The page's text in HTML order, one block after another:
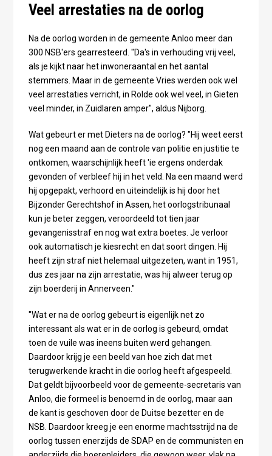
Veel arrestaties na de oorlog
Na de oorlog worden in de gemeente Anloo meer dan
300 NSB'ers gearresteerd. "Da's in verhouding vrij veel,
als je kijkt naar het inwoneraantal en het aantal
stemmers. Maar in de gemeente Vries werden ook wel
veel arrestaties verricht, in Rolde ook wel veel, in Gieten
veel minder, in Zuidlaren amper", aldus Nijborg.
Wat gebeurt er met Dieters na de oorlog? "Hij weet eerst
nog een maand aan de controle van politie en justitie te
ontkomen, waarschijnlijk heeft 'ie ergens onderdak
gevonden of verbleef hij in het veld. Na een maand werd
hij opgepakt, verhoord en uiteindelijk is hij door het
Bijzonder Gerechtshof in Assen, het oorlogstribunaal
kun je beter zeggen, veroordeeld tot tien jaar
gevangenisstraf en nog wat extra boetes. Je verloor
ook automatisch je kiesrecht en dat soort dingen. Hij
heeft zijn straf niet helemaal uitgezeten, want in 1951,
dus zes jaar na zijn arrestatie, was hij alweer terug op
zijn boerderij in Annerveen."
"Wat er na de oorlog gebeurt is eigenlijk net zo
interessant als wat er in de oorlog is gebeurd, omdat
toen de vuile was ineens buiten werd gehangen.
Daardoor krijg je een beeld van hoe zich dat met
terugwerkende kracht in die oorlog heeft afgespeeld.
Dat geldt bijvoorbeeld voor de gemeente-secretaris van
Anloo, die formeel is benoemd in de oorlog, maar aan
de kant is geschoven door de Duitse bezetter en de
NSB. Daardoor kreeg je een enorme machtsstrijd na de
oorlog tussen enerzijds de SDAP en de communisten en